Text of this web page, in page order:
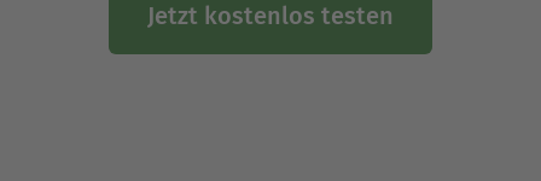
Jetzt kostenlos testen